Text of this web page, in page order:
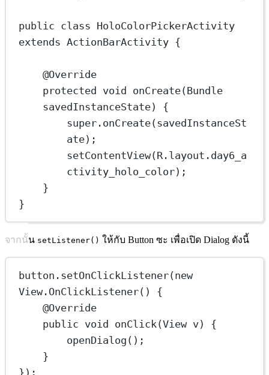
public class HoloColorPickerActivity
extends ActionBarActivity {
@Override
protected void onCreate
savedInstanceState) {
super . onCreate(savedInstanceSt
ate);
setContentView(R.layout.day6_a
ctivity_holo_color);
}
}
จากนั้น setListener() ให้กับ Button ซะ เพื่อเปิด Dialog ดังนี้
button. setOnClickListener(new
View. OnClickListener() {
@Override
public void onClick (View v) {
openDialog ();
}
});